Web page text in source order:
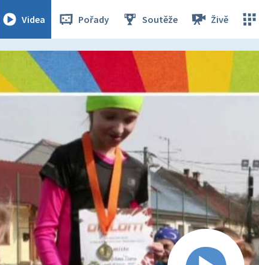
Videa Pořady Soutěže Živě